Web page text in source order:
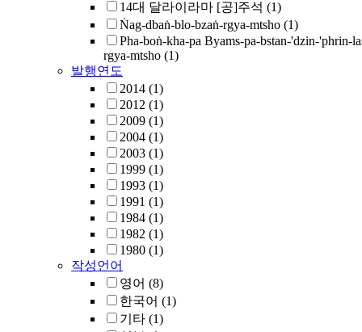
14대 달라이라마 [공]주석 (1)
Ṅag-dbaṅ-blo-bzaṅ-rgya-mtsho (1)
Pha-boṅ-kha-pa Byams-pa-bstan-'dzin-'phrin-
rgya-mtsho (1)
발행연도
2014 (1)
2012 (1)
2009 (1)
2004 (1)
2003 (1)
1999 (1)
1993 (1)
1991 (1)
1984 (1)
1982 (1)
1980 (1)
작성언어
영어 (8)
한국어 (1)
기타 (1)